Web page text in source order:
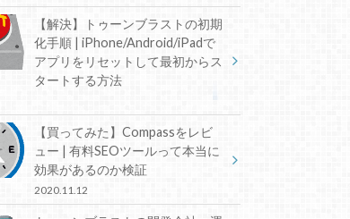
【解決】トゥーンブラストの初期
化手順 | iPhone/Android/iPadで
アプリをリセットして最初からス
タートする方法
【買ってみた】Compassをレビ
ュー | 有料SEOツールって本当に
効果があるのか検証
2020.11.12